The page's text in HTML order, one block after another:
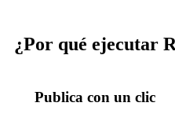
¿Por qué ejecutar
Publica con un clic